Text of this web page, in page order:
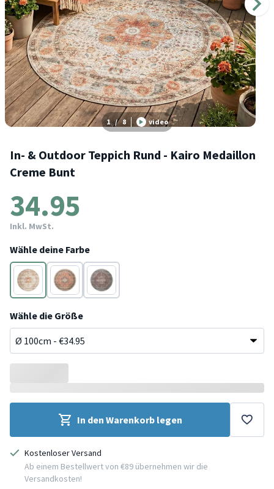
1 / 8 video
In- & Outdoor Teppich Rund - Kairo Medaillon
Creme Bunt
34.95
Inkl. MwSt.
Wähle deine Farbe
TerracottaTerracottaTerracotta
Wähle die Größe
In den Warenkorb legen
Kostenloser Versand
Ab einem Bestellwert von €89 übernehmen wir die
Versandkosten!